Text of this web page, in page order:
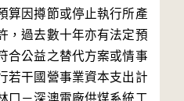
算因撙節或停止執行所產
，過去數十年亦有法定預
合公益之替代方案或情事
若干國營事業資本支出計
口－深澳電廠供煤系統工